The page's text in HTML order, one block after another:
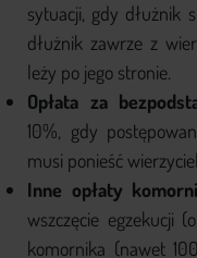
sytuacji, gdy dłużnik
dłużnik zawrze z
leży po jego stronie.
Opłata za
10%, gdy
musi ponieść
Inne opłaty
wszczęcie egzekucji
komornika (nawet